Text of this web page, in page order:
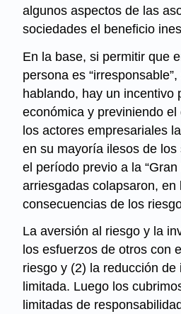
algunos aspectos de las
sociedades el beneficio
En la base, si permitir que
persona es
hablando, hay un incentivo
económica y previniendo
los actores empresariales
en su mayoría ilesos de
el período previo a la
arriesgadas colapsaron, en
consecuencias de los
La aversión al riesgo y la
los esfuerzos de otros con
riesgo y (2) la reducción
limitada. Luego los
limitadas de